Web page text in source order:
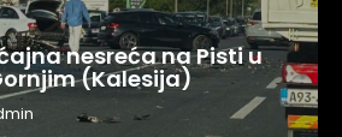
nesreća na Pisti u
(Kalesija)